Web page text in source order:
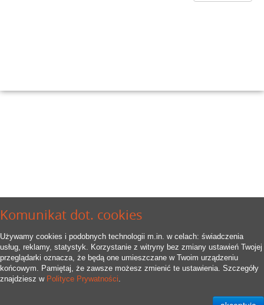
Komunikat dot. cookies
Używamy cookies i podobnych technologii m.in. w celach: świadczenia
usług, reklamy, statystyk. Korzystanie z witryny bez zmiany ustawień Twojej
przeglądarki oznacza, że będą one umieszczane w Twoim urządzeniu
końcowym. Pamiętaj, że zawsze możesz zmienić te ustawienia. Szczegóły
znajdziesz w Polityce Prywatności.